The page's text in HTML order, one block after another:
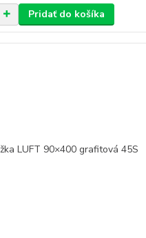
Pridať do košíka